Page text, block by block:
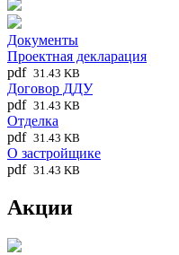
Документы
Проектная декларация
pdf 31.43 KB
Договор ДДУ
pdf 31.43 KB
Отделка
pdf 31.43 KB
О застройщике
pdf 31.43 KB
Акции